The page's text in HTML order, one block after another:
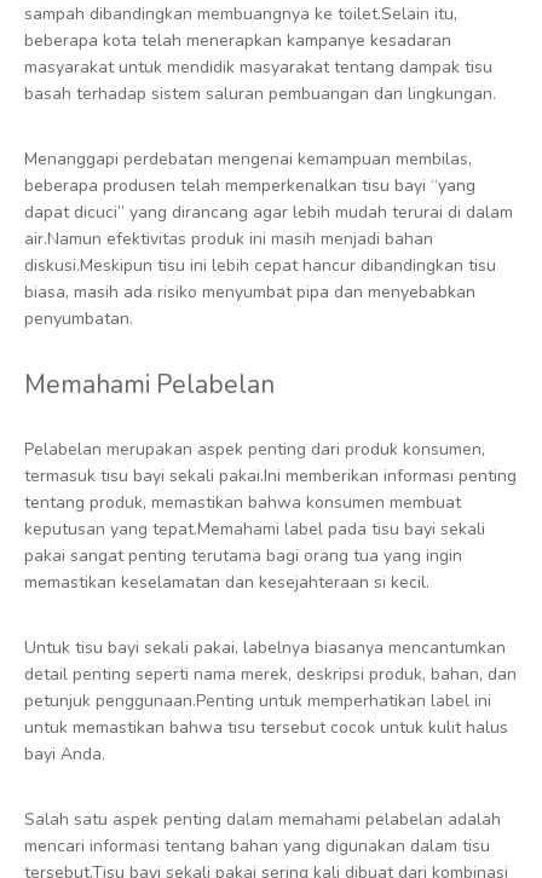
sampah dibandingkan membuangnya ke toilet.Selain itu,
beberapa kota telah menerapkan kampanye kesadaran
masyarakat untuk mendidik masyarakat tentang dampak tisu
basah terhadap sistem saluran pembuangan dan lingkungan.
Menanggapi perdebatan mengenai kemampuan membilas,
beberapa produsen telah memperkenalkan tisu bayi “yang
dapat dicuci” yang dirancang agar lebih mudah terurai di dalam
air.Namun efektivitas produk ini masih menjadi bahan
diskusi.Meskipun tisu ini lebih cepat hancur dibandingkan tisu
biasa, masih ada risiko menyumbat pipa dan menyebabkan
penyumbatan.
Memahami Pelabelan
Pelabelan merupakan aspek penting dari produk konsumen,
termasuk tisu bayi sekali pakai.Ini memberikan informasi penting
tentang produk, memastikan bahwa konsumen membuat
keputusan yang tepat.Memahami label pada tisu bayi sekali
pakai sangat penting terutama bagi orang tua yang ingin
memastikan keselamatan dan kesejahteraan si kecil.
Untuk tisu bayi sekali pakai, labelnya biasanya mencantumkan
detail penting seperti nama merek, deskripsi produk, bahan, dan
petunjuk penggunaan.Penting untuk memperhatikan label ini
untuk memastikan bahwa tisu tersebut cocok untuk kulit halus
bayi Anda.
Salah satu aspek penting dalam memahami pelabelan adalah
mencari informasi tentang bahan yang digunakan dalam tisu
tersebut.Tisu bayi sekali pakai sering kali dibuat dari kombinasi